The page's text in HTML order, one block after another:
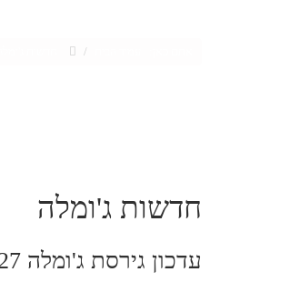
/
חדשות ג'ומלה
עדכון גירסת ג'ומלה 3.9.27